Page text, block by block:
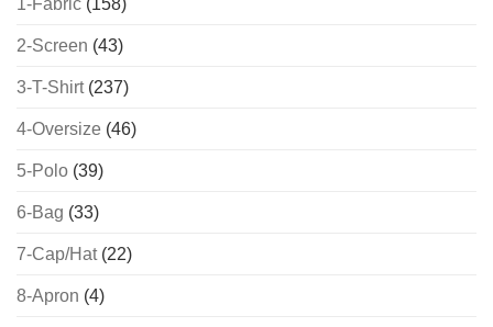
1-Fabric (158)
2-Screen (43)
3-T-Shirt(237)
4-Oversize (46)
5-Polo (39)
6-Bag (33)
7-Cap/Hat(22)
8-Apron (4)